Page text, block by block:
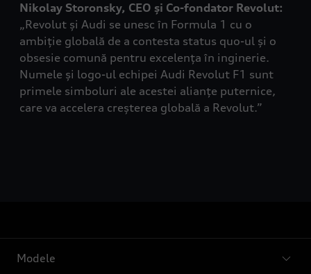
Nikolay Storonsky, CEO și Co-fondator Revolut:
„Revolut și Audi se unesc în Formula 1 cu o
ambiție globală de a contesta status quo-ul și o
obsesie comună pentru excelența în inginerie.
Numele și logo-ul echipei Audi Revolut F1 sunt
primele simboluri ale acestei alianțe puternice,
care va accelera creșterea globală a Revolut.”
Modele